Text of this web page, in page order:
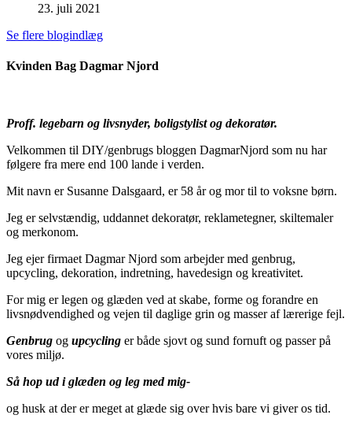
23. juli 2021
Se flere blogindlæg
Kvinden Bag Dagmar Njord
Proff. legebarn og livsnyder, boligstylist og dekoratør.
Velkommen til DIY/genbrugs bloggen DagmarNjord som nu har
følgere fra mere end 100 lande i verden.
Mit navn er Susanne Dalsgaard, er 58 år og mor til to voksne børn.
Jeg er selvstændig, uddannet dekoratør, reklametegner, skiltemaler
og merkonom.
Jeg ejer firmaet Dagmar Njord som arbejder med genbrug,
upcycling, dekoration, indretning, havedesign og kreativitet.
For mig er legen og glæden ved at skabe, forme og forandre en
livsnødvendighed og vejen til daglige grin og masser af lærerige fejl.
Genbrug og upcycling er både sjovt og sund fornuft og passer på
vores miljø.
Så hop ud i glæden og leg med mig-
og husk at der er meget at glæde sig over hvis bare vi giver os tid.